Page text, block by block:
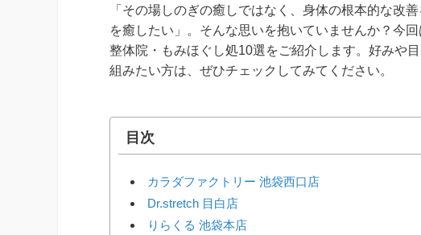
「その場しのぎの癒しではなく、身体の根本的な改
を癒したい」。そんな思いを抱いていませんか？今
整体院・もみほぐし処10選をご紹介します。好みや
組みたい方は、ぜひチェックしてみてください。
目次
カラダファクトリー 池袋西口店
Dr.stretch 目白店
りらくる 池袋本店